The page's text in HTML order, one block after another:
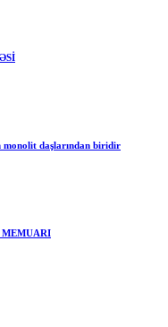
monolit daşlarından biridir
MEMUARI